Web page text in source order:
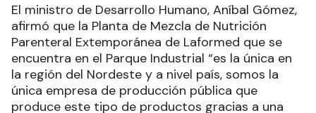
El ministro de Desarrollo Humano, Aníbal Gómez,
afirmó que la Planta de Mezcla de Nutrición
Parenteral Extemporánea de Laformed que se
encuentra en el Parque Industrial “es la única en
la región del Nordeste y a nivel país, somos la
única empresa de producción pública que
produce este tipo de productos gracias a una